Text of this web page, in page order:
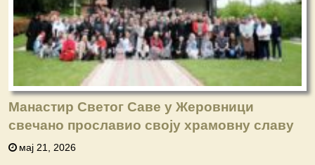
Манастир Светог Саве у Жеровници
свечано прославио своју храмовну славу
мај 21, 2026